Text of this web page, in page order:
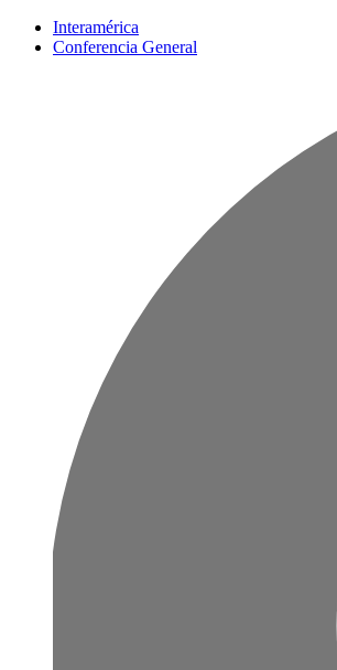
Interamérica
Conferencia General